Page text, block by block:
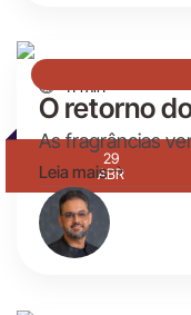
29
ABR
11 min
O retorno
As fragrâncias
Leia mais